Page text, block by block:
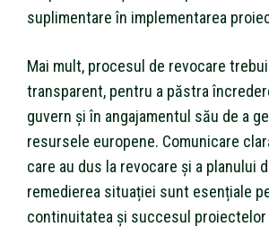
suplimentare în implementarea
Mai mult, procesul de revocare
transparent, pentru a păstra
guvern și în angajamentul său de a
resursele europene. Comunicare
care au dus la revocare și a planului
remedierea situației sunt esențiale
continuitatea și succesul proiectelor